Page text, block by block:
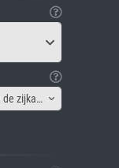
Canvas lijst - Afbeelding gespiegeld aan de zijkant